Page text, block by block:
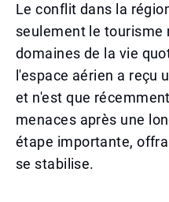
Le conflit dans la
seulement le tourisme
domaines de la vie
l'espace aérien a reçu
et n'est que
menaces après une
étape importante,
se stabilise.